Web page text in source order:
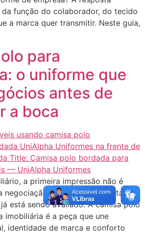
função do colaborador, do tecido
a marca quer transmitir. Neste guia,
para
o uniforme que
antes de
a boca
a primeira impressão não é
negociação. Antes de apresentar o
está sendo avaliado. A camisa polo
imobiliária é a peça que une
identidade de marca e conforto